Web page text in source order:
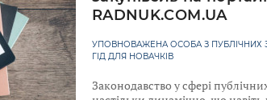
RADNUK.COM.UA
УПОВНОВАЖЕНА ОСОБА З ПУБЛІЧНИХ
ГІД ДЛЯ НОВАЧКІВ
Законодавство у сфері